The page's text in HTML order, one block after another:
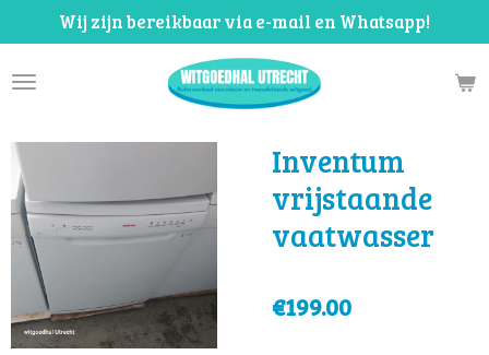
to
main
Wij zijn bereikbaar via e-mail en Whatsapp!
Inventum
vrijstaande
vaatwasser
€199.00